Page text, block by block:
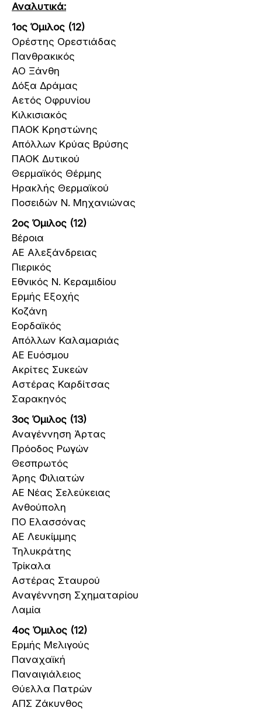
Αναλυτικά:
1ος Όμιλος (12)
Ορέστης Ορεστιάδας
Πανθρακικός
ΑΟ Ξάνθη
Δόξα Δράμας
Αετός Οφρυνίου
Κιλκισιακός
ΠΑΟΚ Κρηστώνης
Απόλλων Κρύας Βρύσης
ΠΑΟΚ Δυτικού
Θερμαϊκός Θέρμης
Ηρακλής Θερμαϊκού
Ποσειδών Ν. Μηχανιώνας
2ος Όμιλος (12)
Βέροια
ΑΕ Αλεξάνδρειας
Πιερικός
Εθνικός Ν. Κεραμιδίου
Ερμής Εξοχής
Κοζάνη
Εορδαϊκός
Απόλλων Καλαμαριάς
ΑΕ Ευόσμου
Ακρίτες Συκεών
Αστέρας Καρδίτσας
Σαρακηνός
3ος Όμιλος (13)
Αναγέννηση Άρτας
Πρόοδος Ρωγών
Θεσπρωτός
Άρης Φιλιατών
ΑΕ Νέας Σελεύκειας
Ανθούπολη
ΠΟ Ελασσόνας
ΑΕ Λευκίμμης
Τηλυκράτης
Τρίκαλα
Αστέρας Σταυρού
Αναγέννηση Σχηματαρίου
Λαμία
4ος Όμιλος (12)
Ερμής Μελιγούς
Παναχαϊκή
Παναιγιάλειος
Θύελλα Πατρών
ΑΠΣ Ζάκυνθος